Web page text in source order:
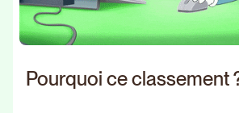
Pourquoi ce classement